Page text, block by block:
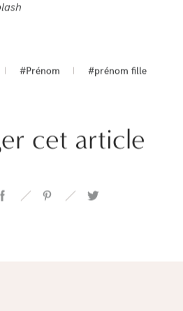
#Prénom #prénom fille
cet article